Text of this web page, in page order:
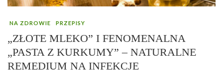
NA ZDROWIE PRZEPISY
„ZŁOTE MLEKO” I FENOMENALNA
„PASTA Z KURKUMY” – NATURALNE
REMEDIUM NA INFEKCJE